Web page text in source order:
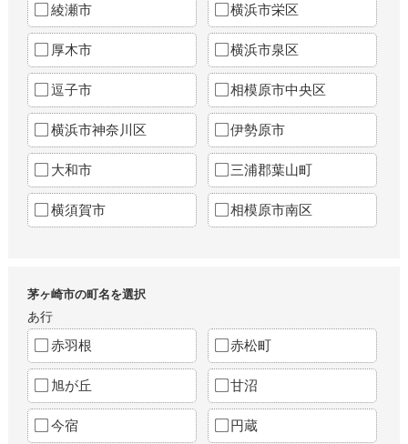
綾瀬市 横浜市栄区
厚木市 横浜市泉区
逗子市 相模原市中央区
横浜市神奈川区 伊勢原市
大和市 三浦郡葉山町
横須賀市 相模原市南区
茅ヶ崎市の町名を選択
あ行
赤羽根 赤松町
旭が丘 甘沼
今宿 円蔵